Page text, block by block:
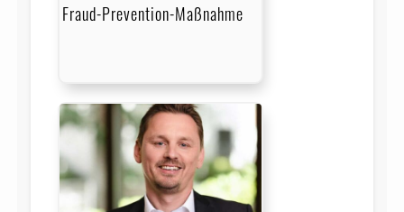
Fraud-Prevention-Maßnahme